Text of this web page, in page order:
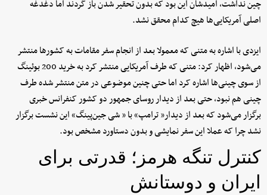
چین نداشت، امیدشان این بود که بدون تحقیر شدن باز گردند اما دغدغه
اصلی آمریکایی‌ها هیچ کدام محقق نشد.
ایزدی با اشاره به متنی که معمولا بعد از انجام سفر مقامات به کشورها منتشر
می‌شود، اظهار کرد: متنی که طرف آمریکایی منتشر کرد به خرید 200 بوئینگ
از سوی چینی‌ها اشاره کرد اما حتی چنین موضوعی در متن منتشر شده طرف
چینی هم نبود، حتی بعد از دیدار روسای جمهور دو کشور کنفرانس خبری
برگزار می‌شود که بعد از دیدار« ترامپ» با « شی جین‌پینگ» این نشست برگزار
نشد چرا که عملا این سفر نمایشی و بدون دستاورد مشخص بود.
کنترل تنگه هرمز؛ قدرتی برای
ایران و دوستانش